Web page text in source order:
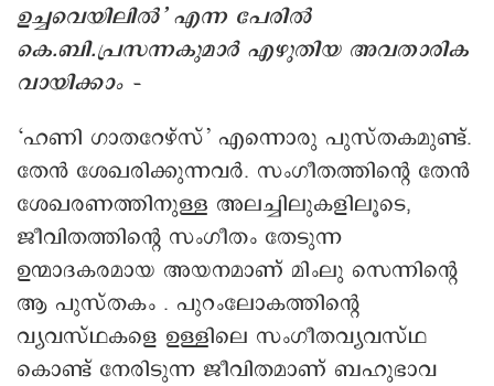
ഉച്ചവെയിലില്‍’ എന്ന പേരിൽ
കെ.ബി.പ്രസന്നകുമാര്‍ എഴുതിയ അവതാരിക
വായിക്കാം –
‘ഹണി ഗാതറേഴ്‌സ്’ എന്നൊരു പുസ്തകമുണ്ട്.
തേന്‍ ശേഖരിക്കുന്നവര്‍. സംഗീതത്തിന്റെ തേന്‍
ശേഖരണത്തിനുള്ള അലച്ചിലുകളിലൂടെ,
ജീവിതത്തിന്റെ സംഗീതം തേടുന്ന
ഉന്മാദകരമായ അയനമാണ് മിംലു സെന്നിന്റെ
ആ പുസ്തകം . പുറംലോകത്തിന്റെ
വ്യവസ്ഥകളെ ഉള്ളിലെ സംഗീതവ്യവസ്ഥ
കൊണ്ട് നേരിടുന്ന ജീവിതമാണ് ബഹുഭാവ